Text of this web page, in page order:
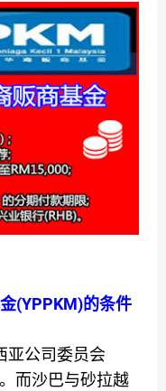
(YPPKM)的条件
亚公司委员会
而沙巴与砂拉越